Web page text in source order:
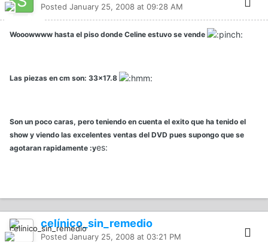
Posted January 25, 2008 at 09:28 AM
Wooowwww hasta el piso donde Celine estuvo se vende
Las piezas en cm son: 33x17.8
Son un poco caras, pero teniendo en cuenta el exito que ha tenido el
show y viendo las excelentes ventas del DVD pues supongo que se
agotaran rapidamente :yes:
celínico_sin_remedio
Posted January 25, 2008 at 03:21 PM